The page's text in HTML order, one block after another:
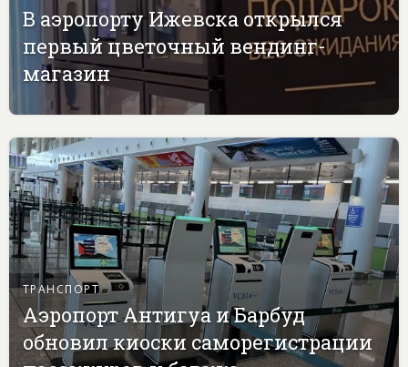
В аэропорту Ижевска открылся
первый цветочный вендинг-
магазин
ТРАНСПОРТ
Аэропорт Антигуа и Барбуд
обновил киоски саморегистрации